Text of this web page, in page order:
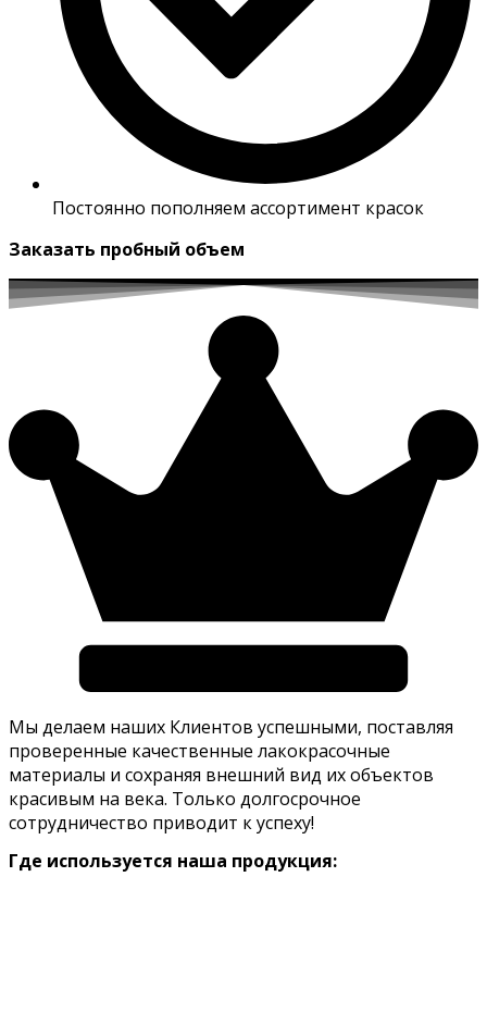
Постоянно пополняем ассортимент красок
Заказать пробный объем
Мы делаем наших Клиентов успешными, поставляя
проверенные качественные лакокрасочные
материалы и сохраняя внешний вид их объектов
красивым на века. Только долгосрочное
сотрудничество приводит к успеху!
Где используется наша продукция: